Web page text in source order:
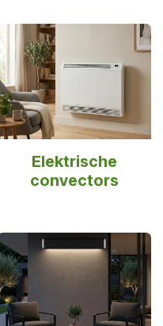
Elektrische
convectors